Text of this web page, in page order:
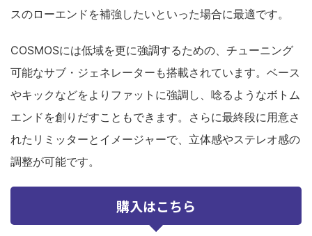
スのローエンドを補強したいといった場合に最適です。
COSMOSには低域を更に強調するための、チューニング
可能なサブ・ジェネレーターも搭載されています。ベース
やキックなどをよりファットに強調し、唸るようなボトム
エンドを創りだすこともできます。さらに最終段に用意さ
れたリミッターとイメージャーで、立体感やステレオ感の
調整が可能です。
購入はこちら